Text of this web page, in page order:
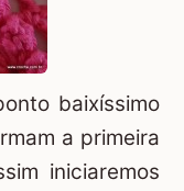
baixíssimo
a primeira
iniciaremos